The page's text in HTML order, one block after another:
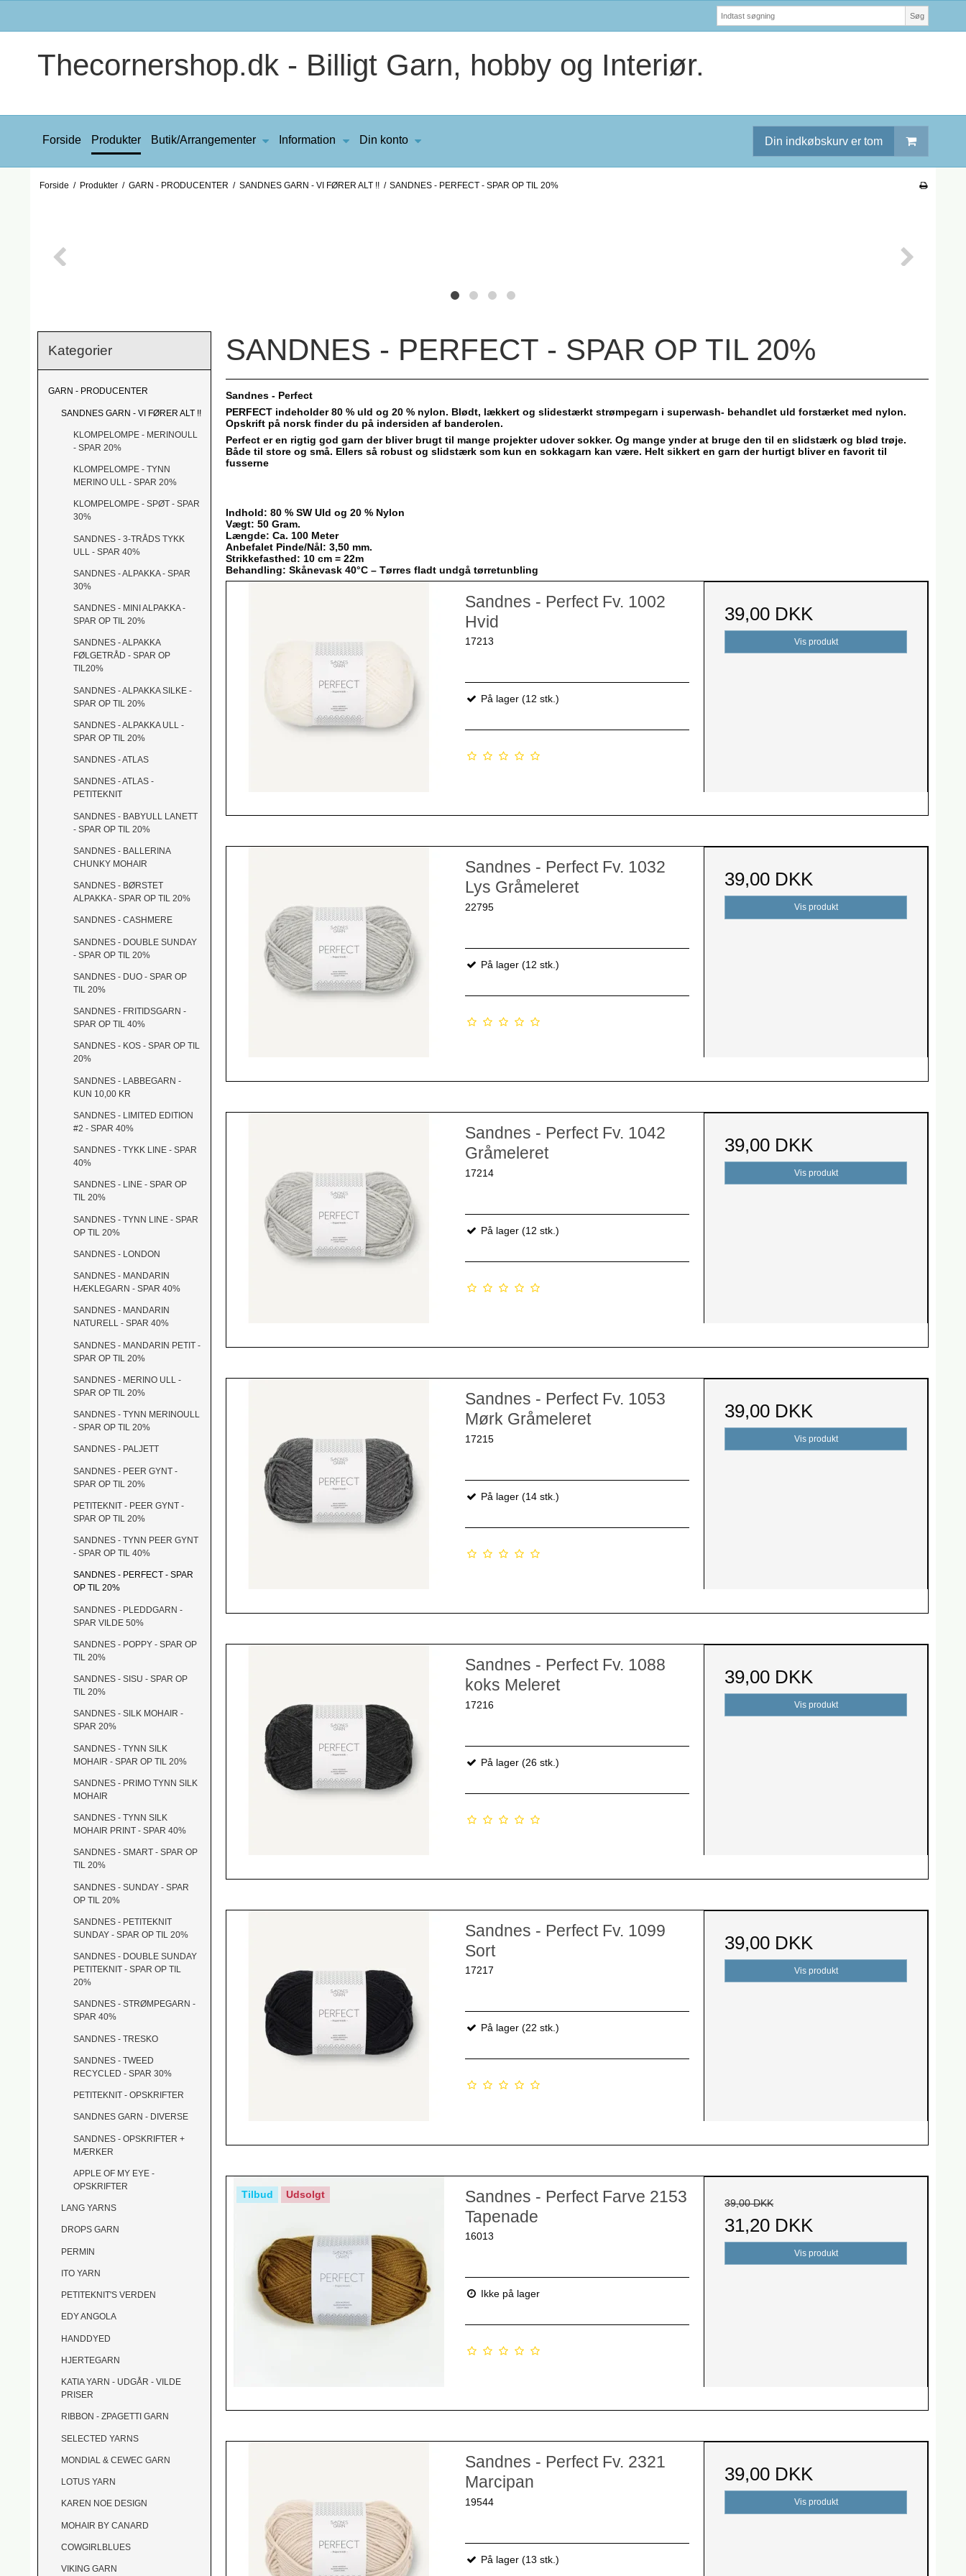
Søg
Thecornershop.dk - Billigt Garn, hobby og Interiør.
Forside Produkter Butik/Arrangementer Information Din konto Din indkøbskurv er tom
Forside / Produkter / GARN - PRODUCENTER / SANDNES GARN - VI FØRER ALT !! / SANDNES - PERFECT - SPAR OP TIL 20%
Kategorier
GARN - PRODUCENTER
SANDNES GARN - VI FØRER ALT !!
KLOMPELOMPE - MERINOULL
- SPAR 20%
KLOMPELOMPE - TYNN
MERINO ULL - SPAR 20%
KLOMPELOMPE - SPØT - SPAR
30%
SANDNES - 3-TRÅDS TYKK
ULL - SPAR 40%
SANDNES - ALPAKKA - SPAR
30%
SANDNES - MINI ALPAKKA -
SPAR OP TIL 20%
SANDNES - ALPAKKA
FØLGETRÅD - SPAR OP
TIL20%
SANDNES - ALPAKKA SILKE -
SPAR OP TIL 20%
SANDNES - ALPAKKA ULL -
SPAR OP TIL 20%
SANDNES - ATLAS
SANDNES - ATLAS -
PETITEKNIT
SANDNES - BABYULL LANETT
- SPAR OP TIL 20%
SANDNES - BALLERINA
CHUNKY MOHAIR
SANDNES - BØRSTET
ALPAKKA - SPAR OP TIL 20%
SANDNES - CASHMERE
SANDNES - DOUBLE SUNDAY
- SPAR OP TIL 20%
SANDNES - DUO - SPAR OP
TIL 20%
SANDNES - FRITIDSGARN -
SPAR OP TIL 40%
SANDNES - KOS - SPAR OP TIL
20%
SANDNES - LABBEGARN -
KUN 10,00 KR
SANDNES - LIMITED EDITION
#2 - SPAR 40%
SANDNES - TYKK LINE - SPAR
40%
SANDNES - LINE - SPAR OP
TIL 20%
SANDNES - TYNN LINE - SPAR
OP TIL 20%
SANDNES - LONDON
SANDNES - MANDARIN
HÆKLEGARN - SPAR 40%
SANDNES - MANDARIN
NATURELL - SPAR 40%
SANDNES - MANDARIN PETIT -
SPAR OP TIL 20%
SANDNES - MERINO ULL -
SPAR OP TIL 20%
SANDNES - TYNN MERINOULL
- SPAR OP TIL 20%
SANDNES - PALJETT
SANDNES - PEER GYNT -
SPAR OP TIL 20%
PETITEKNIT - PEER GYNT -
SPAR OP TIL 20%
SANDNES - TYNN PEER GYNT
- SPAR OP TIL 40%
SANDNES - PERFECT - SPAR
OP TIL 20%
SANDNES - PLEDDGARN -
SPAR VILDE 50%
SANDNES - POPPY - SPAR OP
TIL 20%
SANDNES - SISU - SPAR OP
TIL 20%
SANDNES - SILK MOHAIR -
SPAR 20%
SANDNES - TYNN SILK
MOHAIR - SPAR OP TIL 20%
SANDNES - PRIMO TYNN SILK
MOHAIR
SANDNES - TYNN SILK
MOHAIR PRINT - SPAR 40%
SANDNES - SMART - SPAR OP
TIL 20%
SANDNES - SUNDAY - SPAR
OP TIL 20%
SANDNES - PETITEKNIT
SUNDAY - SPAR OP TIL 20%
SANDNES - DOUBLE SUNDAY
PETITEKNIT - SPAR OP TIL
20%
SANDNES - STRØMPEGARN -
SPAR 40%
SANDNES - TRESKO
SANDNES - TWEED
RECYCLED - SPAR 30%
PETITEKNIT - OPSKRIFTER
SANDNES GARN - DIVERSE
SANDNES - OPSKRIFTER +
MÆRKER
APPLE OF MY EYE -
OPSKRIFTER
LANG YARNS
DROPS GARN
PERMIN
ITO YARN
PETITEKNIT'S VERDEN
EDY ANGOLA
HANDDYED
HJERTEGARN
KATIA YARN - UDGÅR - VILDE
PRISER
RIBBON - ZPAGETTI GARN
SELECTED YARNS
MONDIAL & CEWEC GARN
LOTUS YARN
KAREN NOE DESIGN
MOHAIR BY CANARD
COWGIRLBLUES
VIKING GARN
SANDNES - PERFECT - SPAR OP TIL 20%
Sandnes - Perfect
PERFECT indeholder 80 % uld og 20 % nylon. Blødt, lækkert og slidestærkt strømpegarn i superwash- behandlet uld forstærket med nylon.
Opskrift på norsk finder du på indersiden af banderolen.
Perfect er en rigtig god garn der bliver brugt til mange projekter udover sokker. Og mange ynder at bruge den til en slidstærk og blød trøje.
Både til store og små. Ellers så robust og slidstærk som kun en sokkagarn kan være. Helt sikkert en garn der hurtigt bliver en favorit til
fusserne
Indhold: 80 % SW Uld og 20 % Nylon
Vægt: 50 Gram.
Længde: Ca. 100 Meter
Anbefalet Pinde/Nål: 3,50 mm.
Strikkefasthed: 10 cm = 22m
Behandling: Skånevask 40°C – Tørres fladt undgå tørretunbling
Sandnes - Perfect Fv. 1002
Hvid
17213
På lager (12 stk.)
39,00 DKK
Vis produkt
Sandnes - Perfect Fv. 1032
Lys Gråmeleret
22795
På lager (12 stk.)
39,00 DKK
Vis produkt
Sandnes - Perfect Fv. 1042
Gråmeleret
17214
På lager (12 stk.)
39,00 DKK
Vis produkt
Sandnes - Perfect Fv. 1053
Mørk Gråmeleret
17215
På lager (14 stk.)
39,00 DKK
Vis produkt
Sandnes - Perfect Fv. 1088
koks Meleret
17216
På lager (26 stk.)
39,00 DKK
Vis produkt
Sandnes - Perfect Fv. 1099
Sort
17217
På lager (22 stk.)
39,00 DKK
Vis produkt
Tilbud Udsolgt
Sandnes - Perfect Farve 2153
Tapenade
16013
Ikke på lager
39,00 DKK
31,20 DKK
Vis produkt
Sandnes - Perfect Fv. 2321
Marcipan
19544
På lager (13 stk.)
39,00 DKK
Vis produkt